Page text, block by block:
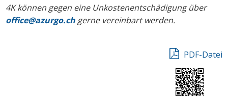
4K können gegen eine Unkostenentschädigung über
office@azurgo.ch gerne vereinbart werden.
PDF-Datei